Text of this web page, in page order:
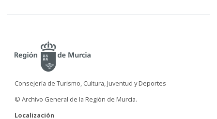
Consejería de Turismo, Cultura, Juventud y Deportes
© Archivo General de la Región de Murcia.
Localización